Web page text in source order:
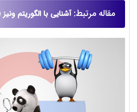
مقاله مرتبط:آشنایی با الگوریتم ونیز Venice